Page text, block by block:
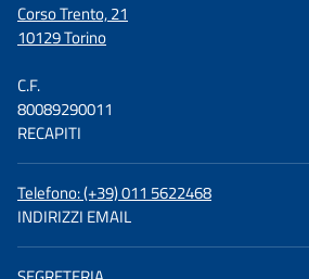
Corso Trento, 21
10129 Torino
C.F.
80089290011
RECAPITI
Telefono: (+39) 011 5622468
INDIRIZZI EMAIL